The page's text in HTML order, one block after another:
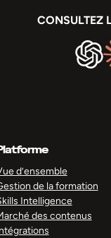
CONSULTEZ
d’ensemble
de la formation
Intelligence
des contenus